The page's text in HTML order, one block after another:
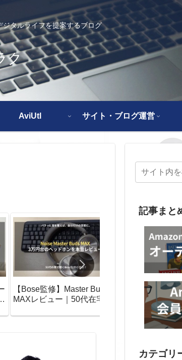
タルライフを提案するブログ
ク
AviUtl サイト・ブログ運営
【Bose監修】Master Buds
MAXレビュー｜50代在宅ワ
入感」
記事まと
カテゴリ